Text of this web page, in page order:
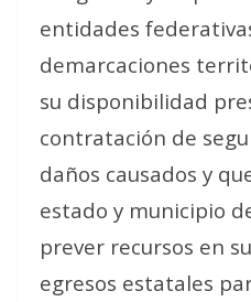
entidades
demarcaciones
su disponibilidad
contratación de
daños causados y
estado y municipio
prever recursos en
egresos estatales